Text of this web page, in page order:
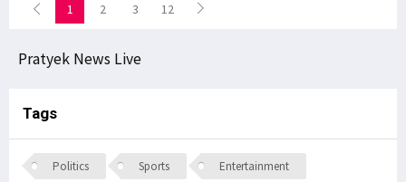
1 2 3 12
Pratyek News Live
Tags
Politics Sports
Entertainment